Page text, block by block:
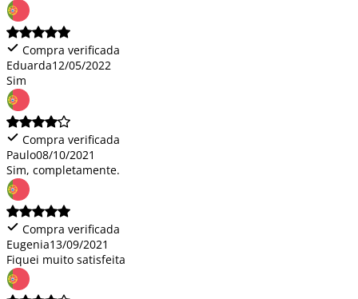
Compra verificada
Eduarda12/05/2022
Sim
Compra verificada
Paulo08/10/2021
Sim, completamente.
Compra verificada
Eugenia13/09/2021
Fiquei muito satisfeita